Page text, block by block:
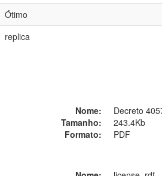
Ótimo
replica
Nome:
Decreto
Tamanho:
243.4Kb
Formato:
PDF